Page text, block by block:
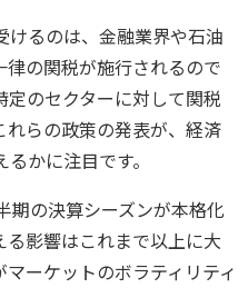
けるのは、金融業界や石油
の関税が施行されるので
のセクターに対して関税
れらの政策の発表が、経済
かに注目です。
期の決算シーズンが本格化
る影響はこれまで以上に大
ーケットのボラティリティ